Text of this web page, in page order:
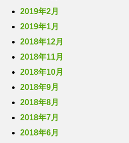
2019年2月
2019年1月
2018年12月
2018年11月
2018年10月
2018年9月
2018年8月
2018年7月
2018年6月